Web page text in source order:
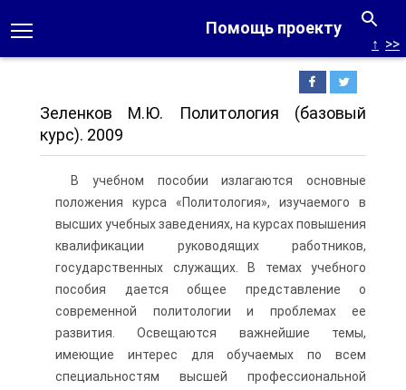
Помощь проекту
↑ >>
Зеленков М.Ю. Политология (базовый
курс). 2009
В учебном пособии излагаются основные
положения курса «Политология», изучаемого в
высших учебных заведениях, на курсах повышения
квалификации руководящих работников,
государственных служащих. В темах учебного
пособия дается общее представление о
современной политологии и проблемах ее
развития. Освещаются важнейшие темы,
имеющие интерес для обучаемых по всем
специальностям высшей профессиональной